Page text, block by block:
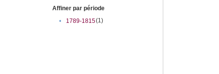
Affiner par période
•
1789-1815(1)